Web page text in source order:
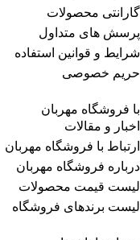
گارانتی محصولات
پرسش های متداول
شرایط و قوانین استفاده
حریم خصوصی
با فروشگاه مهربان
اخبار و مقالات
ارتباط با فروشگاه مهربان
درباره فروشگاه مهربان
لیست قیمت محصولات
لیست برندهای فروشگاه